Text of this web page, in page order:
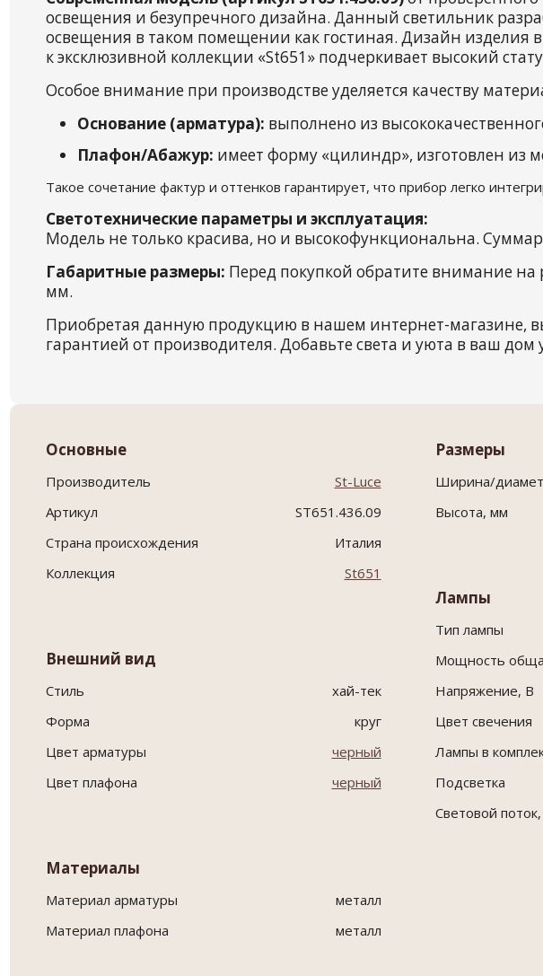
освещения и безупречного дизайна. Данный светильник
освещения в таком помещении как гостиная. Дизайн изделия
к эксклюзивной коллекции «St651» подчеркивает высокий
Особое внимание при производстве уделяется качеству
Основание (арматура): выполнено из
Плафон/Абажур: имеет форму «цилиндр», изготовлен из
Такое сочетание фактур и оттенков гарантирует, что прибор легко
Светотехнические параметры и эксплуатация:
Модель не только красива, но и высокофункциональна.
Габаритные размеры: Перед покупкой обратите внимание
мм.
Приобретая данную продукцию в нашем интернет-
гарантией от производителя. Добавьте света и уюта в ваш дом
Основные
Производитель
St-Luce
Артикул
ST651.436.09
Страна происхождения
Италия
Коллекция
St651
Внешний вид
Стиль
хай-тек
Форма
круг
Цвет арматуры
черный
Цвет плафона
черный
Материалы
Материал арматуры
металл
Материал плафона
металл
Размеры
Ширина/
Высота, мм
Лампы
Тип лампы
Мощность
Напряжение, В
Цвет свечения
Лампы в
Подсветка
Световой